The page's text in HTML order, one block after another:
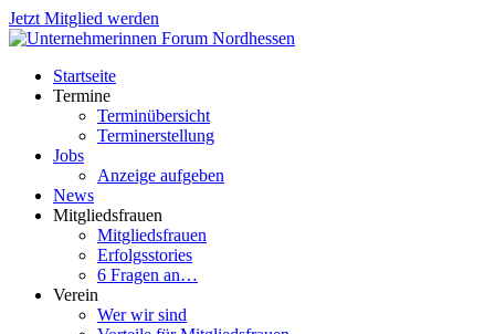
Jetzt Mitglied werden
Startseite
Termine
Terminübersicht
Terminerstellung
Jobs
Anzeige aufgeben
News
Mitgliedsfrauen
Mitgliedsfrauen
Erfolgsstories
6 Fragen an…
Verein
Wer wir sind